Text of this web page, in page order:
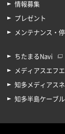
情報募集
プレゼント
メンテナンス・
ちたまるNavi
メディアスエフ
知多メディアス
知多半島ケーブ